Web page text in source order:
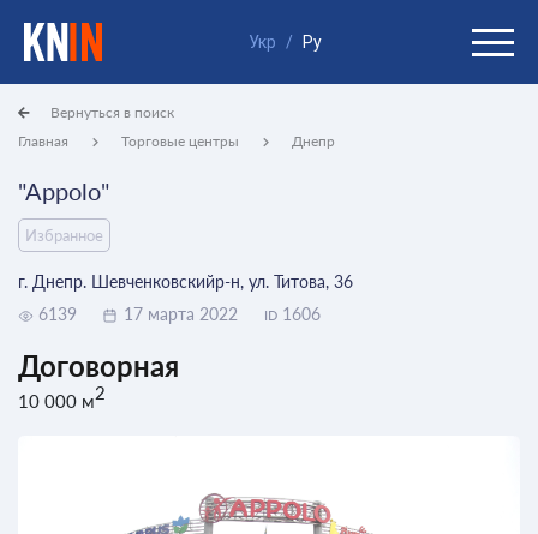
Укр / Ру
Главная Торговые центры Днепр
Вернуться в поиск
"Appolo"
Избранное
г. Днепр. Шевченковскийр-н, ул. Титова, 36
6139
17 марта 2022 ID 1606
Договорная
10 000 м2